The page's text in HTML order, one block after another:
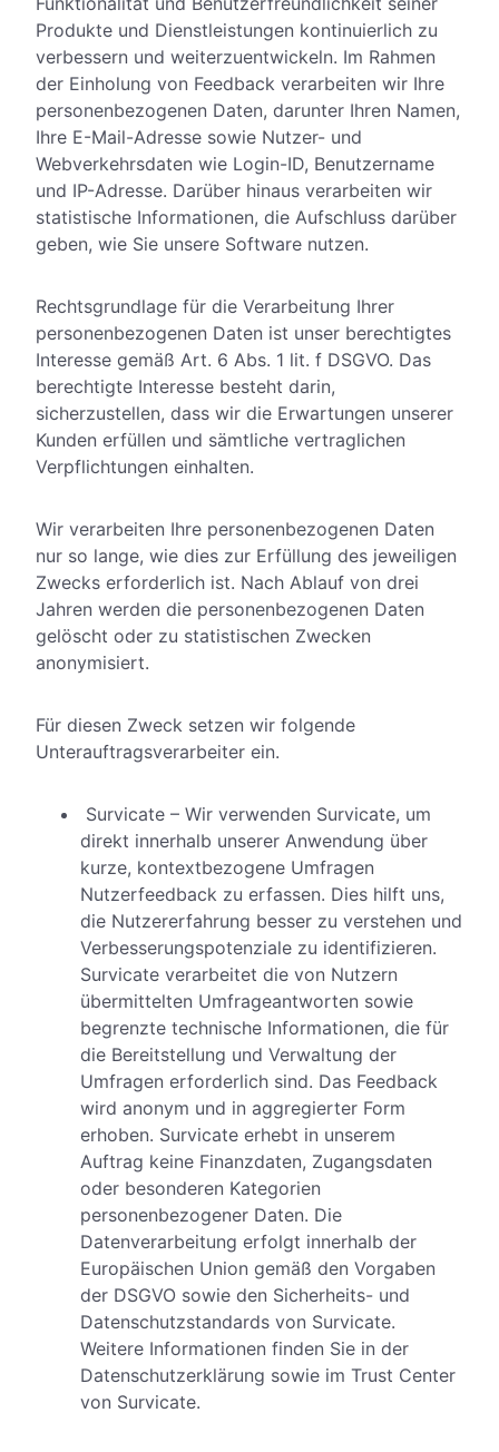
Produkte und Dienstleistungen kontinuierlich zu
verbessern und weiterzuentwickeln. Im Rahmen
der Einholung von Feedback verarbeiten wir Ihre
personenbezogenen Daten, darunter Ihren Namen,
Ihre E-Mail-Adresse sowie Nutzer- und
Webverkehrsdaten wie Login-ID, Benutzername
und IP-Adresse. Darüber hinaus verarbeiten wir
statistische Informationen, die Aufschluss darüber
geben, wie Sie unsere Software nutzen.
Rechtsgrundlage für die Verarbeitung Ihrer
personenbezogenen Daten ist unser berechtigtes
Interesse gemäß Art. 6 Abs. 1 lit. f DSGVO. Das
berechtigte Interesse besteht darin,
sicherzustellen, dass wir die Erwartungen unserer
Kunden erfüllen und sämtliche vertraglichen
Verpflichtungen einhalten.
Wir verarbeiten Ihre personenbezogenen Daten
nur so lange, wie dies zur Erfüllung des jeweiligen
Zwecks erforderlich ist. Nach Ablauf von drei
Jahren werden die personenbezogenen Daten
gelöscht oder zu statistischen Zwecken
anonymisiert.
Für diesen Zweck setzen wir folgende
Unterauftragsverarbeiter ein.
Survicate – Wir verwenden Survicate, um
direkt innerhalb unserer Anwendung über
kurze, kontextbezogene Umfragen
Nutzerfeedback zu erfassen. Dies hilft uns,
die Nutzererfahrung besser zu verstehen und
Verbesserungspotenziale zu identifizieren.
Survicate verarbeitet die von Nutzern
übermittelten Umfrageantworten sowie
begrenzte technische Informationen, die für
die Bereitstellung und Verwaltung der
Umfragen erforderlich sind. Das Feedback
wird anonym und in aggregierter Form
erhoben. Survicate erhebt in unserem
Auftrag keine Finanzdaten, Zugangsdaten
oder besonderen Kategorien
personenbezogener Daten. Die
Datenverarbeitung erfolgt innerhalb der
Europäischen Union gemäß den Vorgaben
der DSGVO sowie den Sicherheits- und
Datenschutzstandards von Survicate.
Weitere Informationen finden Sie in der
Datenschutzerklärung sowie im Trust Center
von Survicate.